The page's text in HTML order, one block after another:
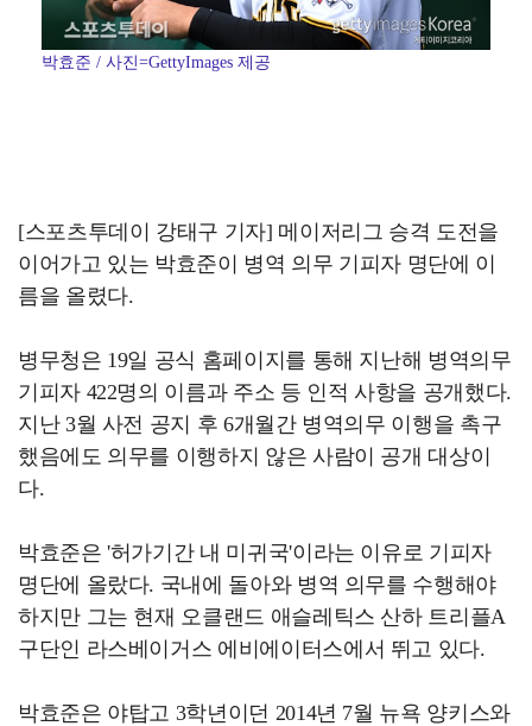
박효준 / 사진=GettyImages 제공
[스포츠투데이 강태구 기자] 메이저리그 승격 도전을
이어가고 있는 박효준이 병역 의무 기피자 명단에 이
름을 올렸다.
병무청은 19일 공식 홈페이지를 통해 지난해 병역의무
기피자 422명의 이름과 주소 등 인적 사항을 공개했다.
지난 3월 사전 공지 후 6개월간 병역의무 이행을 촉구
했음에도 의무를 이행하지 않은 사람이 공개 대상이
다.
박효준은 '허가기간 내 미귀국'이라는 이유로 기피자
명단에 올랐다. 국내에 돌아와 병역 의무를 수행해야
하지만 그는 현재 오클랜드 애슬레틱스 산하 트리플A
구단인 라스베이거스 에비에이터스에서 뛰고 있다.
박효준은 야탑고 3학년이던 2014년 7월 뉴욕 양키스와